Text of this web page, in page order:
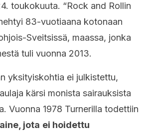
toukokuuta. “Rock and Rollin
83-vuotiaana kotonaan
Sveitsissä, maassa, jonka
tuli vuonna 2013.
yksityiskohtia ei julkistettu,
kärsi monista sairauksista
Vuonna 1978 Turnerilla todettiin
jota ei hoidettu